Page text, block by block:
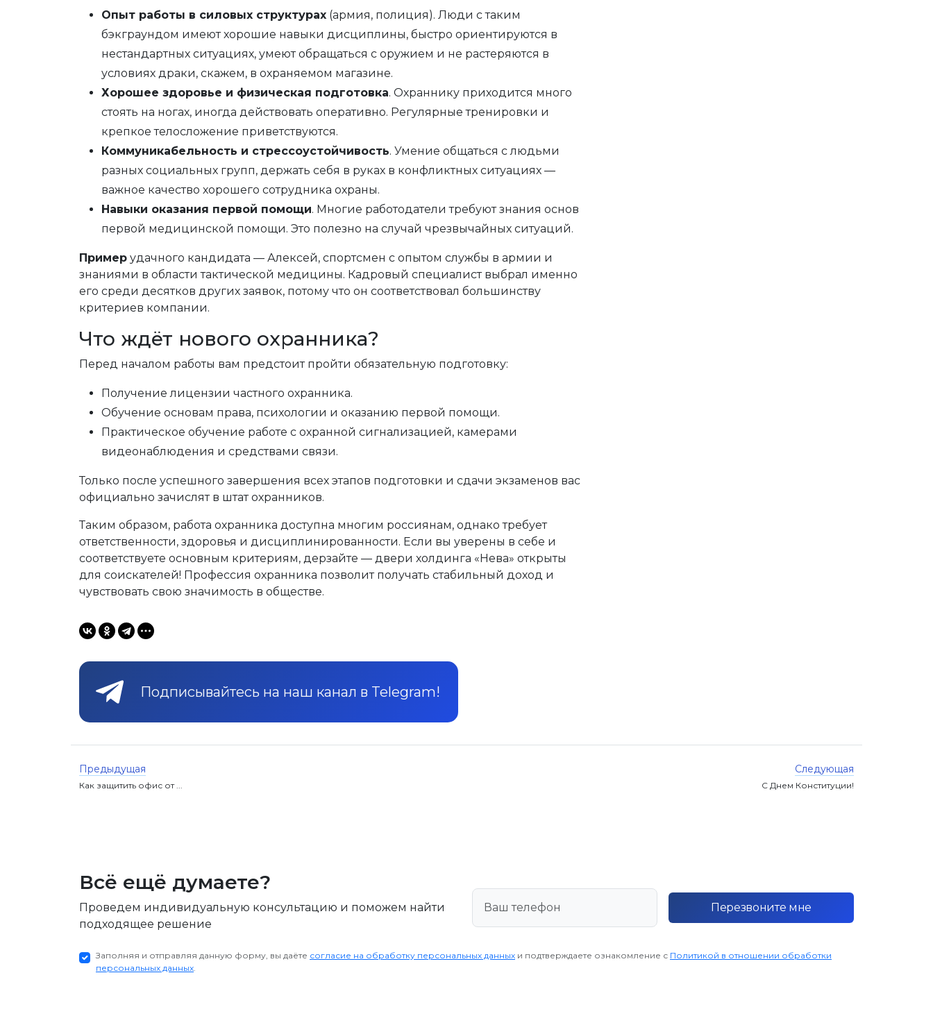
Опыт работы в силовых структурах (армия, полиция). Люди с таким
бэкграундом имеют хорошие навыки дисциплины, быстро ориентируются в
нестандартных ситуациях, умеют обращаться с оружием и не растеряются в
условиях драки, скажем, в охраняемом магазине.
Хорошее здоровье и физическая подготовка. Охраннику приходится много
стоять на ногах, иногда действовать оперативно. Регулярные тренировки и
крепкое телосложение приветствуются.
Коммуникабельность и стрессоустойчивость. Умение общаться с людьми
разных социальных групп, держать себя в руках в конфликтных ситуациях —
важное качество хорошего сотрудника охраны.
Навыки оказания первой помощи. Многие работодатели требуют знания основ
первой медицинской помощи. Это полезно на случай чрезвычайных ситуаций.
Пример удачного кандидата — Алексей, спортсмен с опытом службы в армии и
знаниями в области тактической медицины. Кадровый специалист выбрал именно
его среди десятков других заявок, потому что он соответствовал большинству
критериев компании.
Что ждёт нового охранника?
Перед началом работы вам предстоит пройти обязательную подготовку:
Получение лицензии частного охранника.
Обучение основам права, психологии и оказанию первой помощи.
Практическое обучение работе с охранной сигнализацией, камерами
видеонаблюдения и средствами связи.
Только после успешного завершения всех этапов подготовки и сдачи экзаменов вас
официально зачислят в штат охранников.
Таким образом, работа охранника доступна многим россиянам, однако требует
ответственности, здоровья и дисциплинированности. Если вы уверены в себе и
соответствуете основным критериям, дерзайте — двери холдинга «Нева» открыты
для соискателей! Профессия охранника позволит получать стабильный доход и
чувствовать свою значимость в обществе.
Подписывайтесь на наш канал в Telegram!
Предыдущая
Как защитить офис от ...
Следующая
С Днем Конституции!
Всё ещё думаете?
Проведем индивидуальную консультацию и поможем найти
подходящее решение
Перезвоните мне
Заполняя и отправляя данную форму, вы даёте согласие на обработку персональных данных и подтверждаете ознакомление с Политикой в отношении обработки
персональных данных.